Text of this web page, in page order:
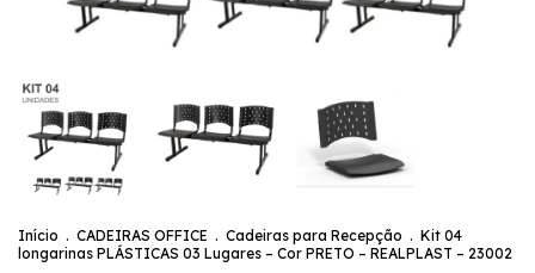
Início . CADEIRAS OFFICE . Cadeiras para Recepção . Kit 04
longarinas PLÁSTICAS 03 Lugares – Cor PRETO – REALPLAST – 23002